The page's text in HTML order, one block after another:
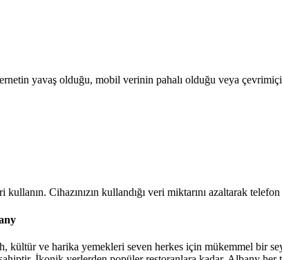
yavaş olduğu, mobil verinin pahalı olduğu veya
Cihazınızın kullandığı veri miktarını azaltarak
ve harika yemekleri seven herkes için mükemmel bir